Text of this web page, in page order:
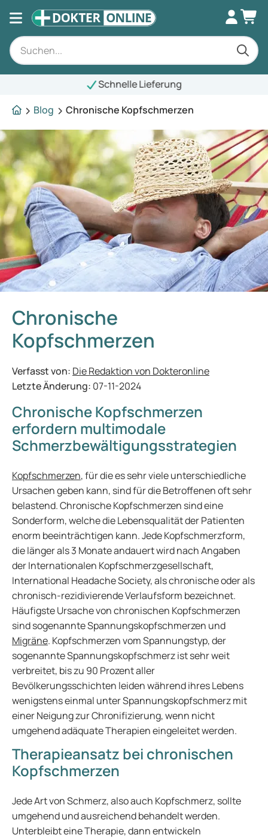
Schnelle Lieferung
Blog
Chronische Kopfschmerzen
Chronische
Kopfschmerzen
Verfasst von: Die Redaktion von Dokteronline
Letzte Änderung: 07-11-2024
Chronische Kopfschmerzen
erfordern multimodale
Schmerzbewältigungsstrategien
Kopfschmerzen, für die es sehr viele unterschiedliche
Ursachen geben kann, sind für die Betroffenen oft sehr
belastend. Chronische Kopfschmerzen sind eine
Sonderform, welche die Lebensqualität der Patienten
enorm beeinträchtigen kann. Jede Kopfschmerzform,
die länger als 3 Monate andauert wird nach Angaben
der Internationalen Kopfschmerzgesellschaft,
International Headache Society, als chronische oder als
chronisch-rezidivierende Verlaufsform bezeichnet.
Häufigste Ursache von chronischen Kopfschmerzen
sind sogenannte Spannungskopfschmerzen und
Migräne. Kopfschmerzen vom Spannungstyp, der
sogenannte Spannungskopfschmerz ist sehr weit
verbreitet, bis zu 90 Prozent aller
Bevölkerungsschichten leiden während ihres Lebens
wenigstens einmal unter Spannungskopfschmerz mit
einer Neigung zur Chronifizierung, wenn nicht
umgehend adäquate Therapien eingeleitet werden.
Therapieansatz bei chronischen
Kopfschmerzen
Jede Art von Schmerz, also auch Kopfschmerz, sollte
umgehend und ausreichend behandelt werden.
Unterbleibt eine Therapie, dann entwickeln